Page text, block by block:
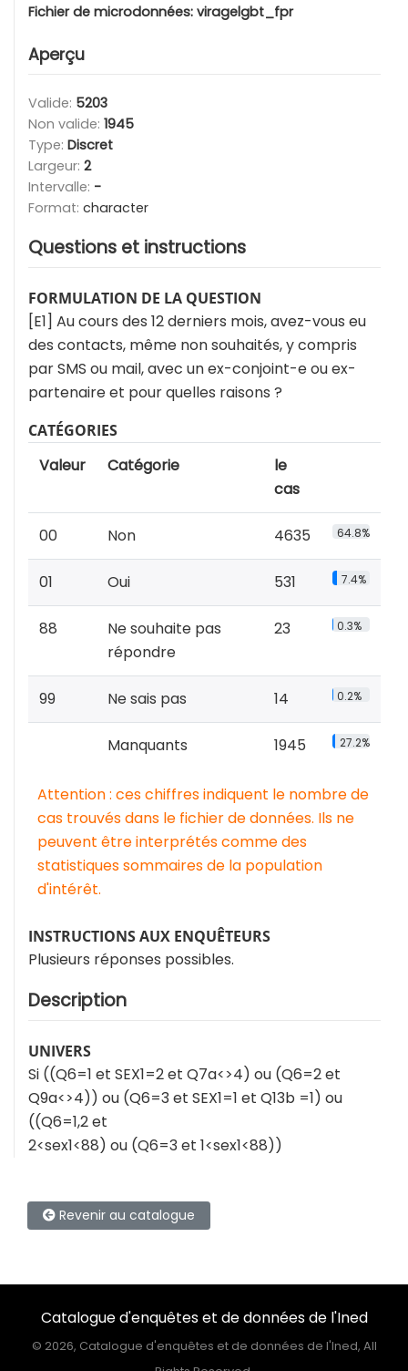
Fichier de microdonnées: viragelgbt_fpr
Aperçu
Valide: 5203
Non valide: 1945
Type: Discret
Largeur: 2
Intervalle: -
Format: character
Questions et instructions
FORMULATION DE LA QUESTION
[E1] Au cours des 12 derniers mois, avez-vous eu
des contacts, même non souhaités, y compris
par SMS ou mail, avec un ex-conjoint-e ou ex-
partenaire et pour quelles raisons ?
CATÉGORIES
Valeur Catégorie
le
cas
00 Non 4635 64.8%
01 Oui 531 7.4%
88
Ne souhaite pas
répondre
23 0.3%
99 Ne sais pas 14 0.2%
Manquants 1945 27.2%
Attention : ces chiffres indiquent le nombre de
cas trouvés dans le fichier de données. Ils ne
peuvent être interprétés comme des
statistiques sommaires de la population
d'intérêt.
INSTRUCTIONS AUX ENQUÊTEURS
Plusieurs réponses possibles.
Description
UNIVERS
Si ((Q6=1 et SEX1=2 et Q7a<>4) ou (Q6=2 et
Q9a<>4)) ou (Q6=3 et SEX1=1 et Q13b =1) ou
((Q6=1,2 et
2<sex1<88) ou (Q6=3 et 1<sex1<88))
Revenir au catalogue
Catalogue d'enquêtes et de données de l'Ined
© 2026, Catalogue d'enquêtes et de données de l'Ined, All